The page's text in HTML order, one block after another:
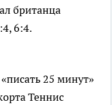
британца
6:4.
25 минут»
Теннис